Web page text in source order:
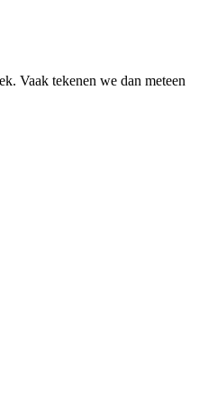
Vaak tekenen we dan meteen